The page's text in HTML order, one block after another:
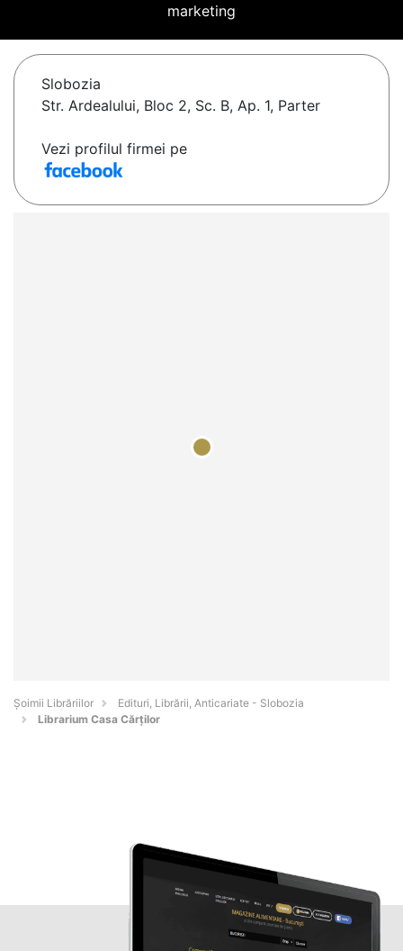
marketing
Slobozia
Str. Ardealului, Bloc 2, Sc. B, Ap. 1, Parter
Vezi profilul firmei pe
Șoimii Librăriilor
Edituri, Librării, Anticariate - Slobozia
Librarium Casa Cărților